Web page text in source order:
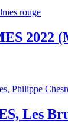
2022
Les